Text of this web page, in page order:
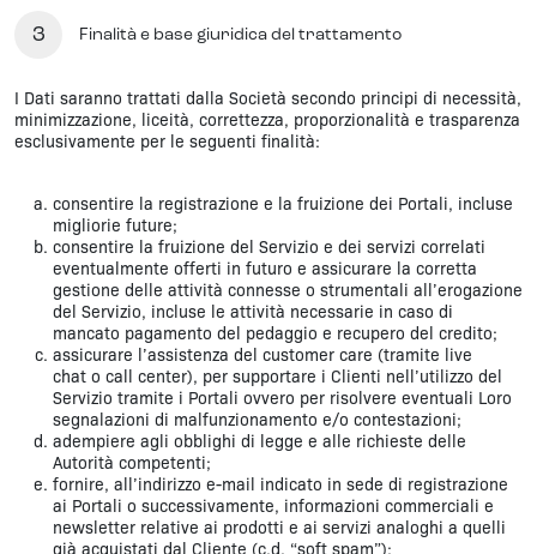
3 Finalità e base giuridica del trattamento
I Dati saranno trattati dalla Società secondo principi di necessità,
minimizzazione, liceità, correttezza, proporzionalità e trasparenza
esclusivamente per le seguenti finalità:
consentire la registrazione e la fruizione dei Portali, incluse
migliorie future;
consentire la fruizione del Servizio e dei servizi correlati
eventualmente offerti in futuro e assicurare la corretta
gestione delle attività connesse o strumentali all’erogazione
del Servizio, incluse le attività necessarie in caso di
mancato pagamento del pedaggio e recupero del credito;
assicurare l’assistenza del customer care (tramite live
chat o call center), per supportare i Clienti nell’utilizzo del
Servizio tramite i Portali ovvero per risolvere eventuali Loro
segnalazioni di malfunzionamento e/o contestazioni;
adempiere agli obblighi di legge e alle richieste delle
Autorità competenti;
fornire, all’indirizzo e-mail indicato in sede di registrazione
ai Portali o successivamente, informazioni commerciali e
newsletter relative ai prodotti e ai servizi analoghi a quelli
già acquistati dal Cliente (c.d. “soft spam”);